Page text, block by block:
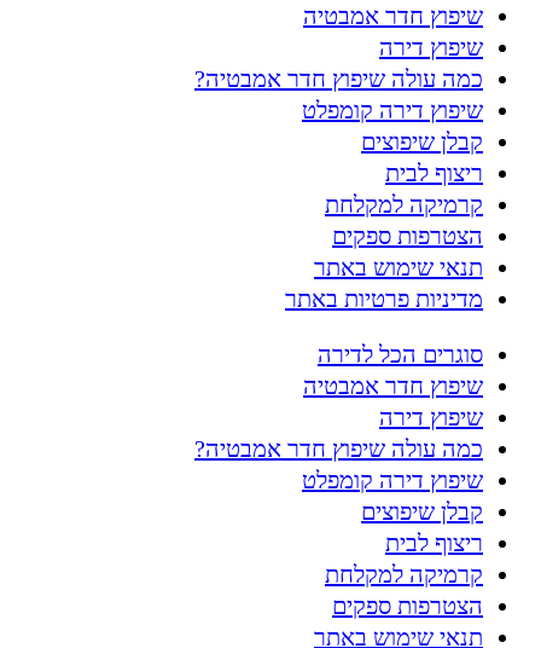
שיפוץ חדר אמבטיה
שיפוץ דירה
כמה עולה שיפוץ חדר אמבטיה?
שיפוץ דירה קומפלט
קבלן שיפוצים
ריצוף לבית
קרמיקה למקלחת
הצטרפות ספקים
תנאי שימוש באתר
מדיניות פרטיות באתר
סוגרים הכל לדירה
שיפוץ חדר אמבטיה
שיפוץ דירה
כמה עולה שיפוץ חדר אמבטיה?
שיפוץ דירה קומפלט
קבלן שיפוצים
ריצוף לבית
קרמיקה למקלחת
הצטרפות ספקים
תנאי שימוש באתר